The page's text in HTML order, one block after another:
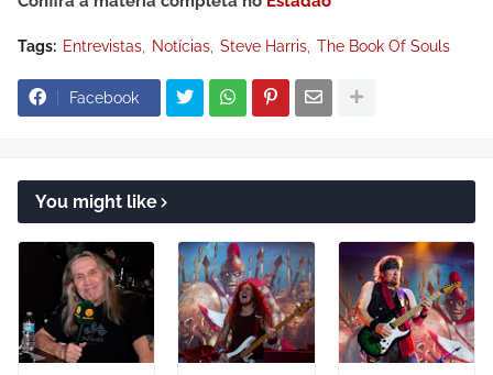
Tags: Entrevistas Notícias Steve Harris The Book Of Souls
Facebook
You might like